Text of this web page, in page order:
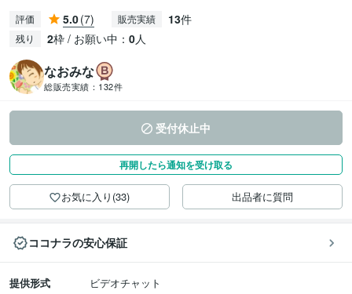
評価 5.0(7) 販売実績 13件
残り 2枠 / お願い中： 0人
なおみな
総販売実績： 132件
受付休止中
再開したら通知を受け取る
お気に入り(33) 出品者に質問
ココナラの安心保証
提供形式
ビデオチャット